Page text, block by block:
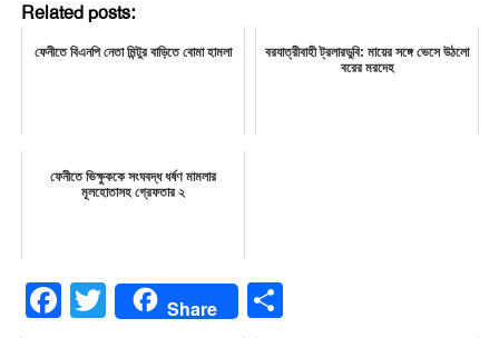
Related posts:
ফেনীতে বিএনপি নেতা মিন্টুর বাড়িতে বোমা হামলা
বরযাত্রীবাহী ট্রলারডুবি: মায়ের সঙ্গে ভেসে উঠলো
বরের মরদেহ
ফেনীতে ভিক্ষুককে সংঘবদ্ধ ধর্ষণ মামলার
মূলহোতাসহ গ্রেফতার ২
Facebook
Twitter Share